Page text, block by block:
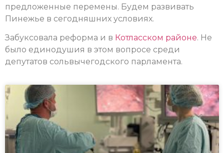
предложенные перемены. Будем развивать
Пинежье в сегодняшних условиях.
Забуксовала реформа и в Котласском районе. Не
было единодушия в этом вопросе среди
депутатов сольвычегодского парламента.